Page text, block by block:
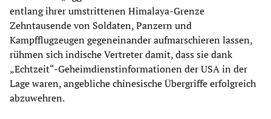
entlang ihrer umstrittenen Himalaya-Grenze
Zehntausende von Soldaten, Panzern und
Kampfflugzeugen gegeneinander aufmarschieren lassen,
rühmen sich indische Vertreter damit, dass sie dank
„Echtzeit“-Geheimdienstinformationen der USA in der
Lage waren, angebliche chinesische Übergriffe erfolgreich
abzuwehren.